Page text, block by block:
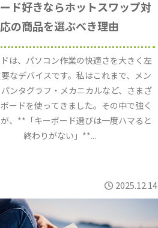
ド好きならホットスワップ対
応の商品を選ぶべき理由
は、パソコン作業の快適さを大きく左
なデバイスです。私はこれまで、メン
ンタグラフ・メカニカルなど、さまざ
ードを使ってきました。その中で強く
、**「キーボード選びは一度ハマると
終わりがない」**...
2025.12.14